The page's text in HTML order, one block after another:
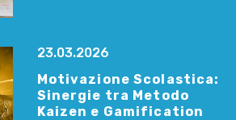
23.03.2026
Motivazione Scolastica:
Sinergie tra Metodo
Kaizen e Gamification